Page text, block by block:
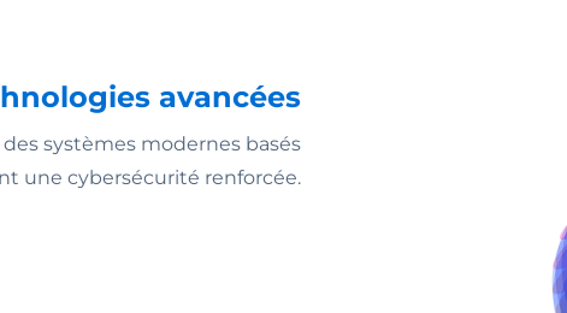
avancées
systèmes modernes basés
une cybersécurité renforcée.